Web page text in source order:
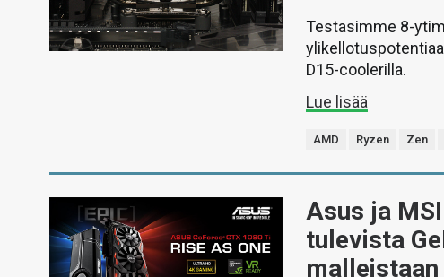
Testasimme 8-
D15-coolerilla.
Lue lisää
AMD Ryzen Zen
Asus ja
tulevista
malleistaan